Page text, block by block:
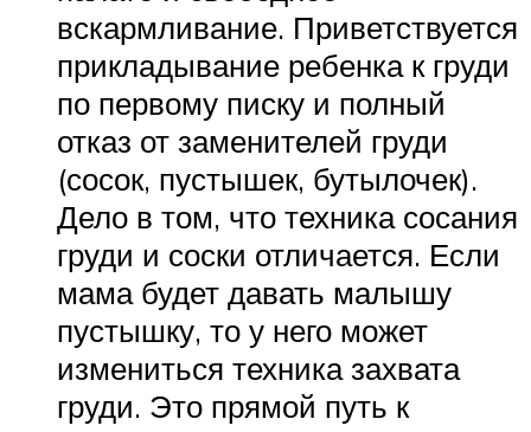
вскармливание. Приветствуется
прикладывание ребенка к груди
по первому писку и полный
отказ от заменителей груди
(сосок, пустышек, бутылочек).
Дело в том, что техника сосания
груди и соски отличается. Если
мама будет давать малышу
пустышку, то у него может
измениться техника захвата
груди. Это прямой путь к